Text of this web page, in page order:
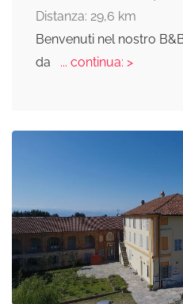
Distanza: 29,6 km
Benvenuti nel nostro
da
... continua: >